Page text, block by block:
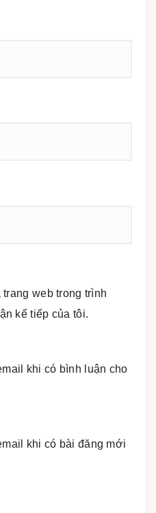
web trong trình
kế tiếp của tôi.
khi có bình luận cho
khi có bài đăng mới